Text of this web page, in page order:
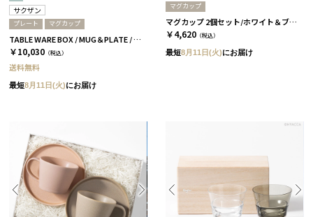
サクザン
プレート マグカップ
TABLE WARE BOX / MUG＆PLATE / スカイブルー［サクザン×HYACCA］
￥10,030 （税込）
送料無料
最短8月11日(火)にお届け
マグカップ
マグカップ 2個セット/ホワイト＆ブラック［モヘイム］
￥4,620 （税込）
最短8月11日(火)にお届け